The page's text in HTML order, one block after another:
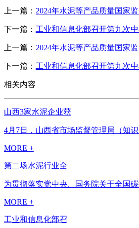
上一篇： 2024年水泥等产品质量国家
下一篇： 工业和信息化部召开第九次
上一篇： 2024年水泥等产品质量国家
下一篇： 工业和信息化部召开第九次
相关内容
山西3家水泥企业获
4月7日，山西省市场监督管理局（知
MORE +
第二场水泥行业全
为贯彻落实党中央、国务院关于全国
MORE +
工业和信息化部召